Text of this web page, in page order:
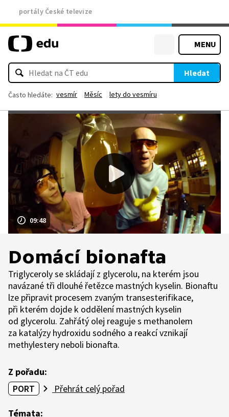
portály České televize
MENU
Hledat
Často hledáte: vesmír Měsíc lety do vesmíru
09:48
Domácí bionafta
Triglyceroly se skládají z glycerolu, na kterém jsou
navázané tři dlouhé řetězce mastných kyselin. Bionaftu
lze připravit procesem zvaným transesterifikace,
při kterém dojde k oddělení mastných kyselin
od glycerolu. Zahřátý olej reaguje s methanolem
za katalýzy hydroxidu sodného a reakcí vznikají
methylestery neboli bionafta.
Z pořadu:
PORT
Přehrát celý pořad
Témata: